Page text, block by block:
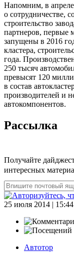
Напомним, в апреле
о сотрудничестве,
строительство
партнеров, первые
запущены в 2016
кластера,
года.
250 тысяч
превысят 120
в состав
производителей и
автокомпонентов.
Рассылка
Получайте
интересных
25 июля 2014 | 15:44
Автотор